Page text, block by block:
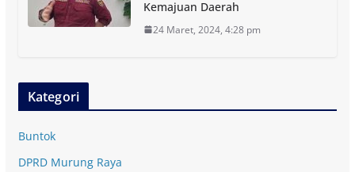
Kemajuan Daerah
24 Maret, 2024, 4:28 pm
Kategori
Buntok
DPRD Murung Raya